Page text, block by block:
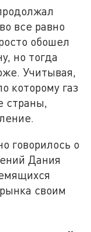
все равно
обошел
но тогда
Учитывая,
которому газ
страны,
говорилось о
Дания
своим